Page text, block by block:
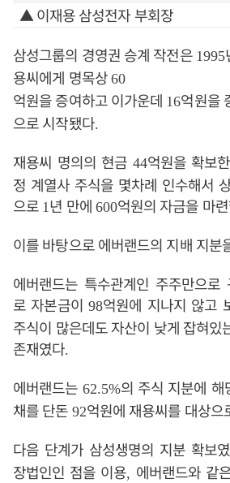
▲ 이재용 삼성전자 부회장
삼성그룹의 경영권 승계 작전은 1995
용씨에게 명목상 60
억원을 증여하고 이가운데 16억원을
으로 시작됐다.
재용씨 명의의 현금 44억원을 확보
정 계열사 주식을 몇차례 인수해서
으로 1년 만에 600억원의 자금을 마
이를 바탕으로 에버랜드의 지배 지분
에버랜드는 특수관계인 주주만으로
로 자본금이98억원에 지나지 않고
주식이 많은데도 자산이 낮게 잡혀있
존재였다.
에버랜드는 62.5%의 주식 지분에 해
채를 단돈 92억원에 재용씨를 대상으
다음 단계가 삼성생명의 지분 확보
장법인인 점을 이용, 에버랜드와 같